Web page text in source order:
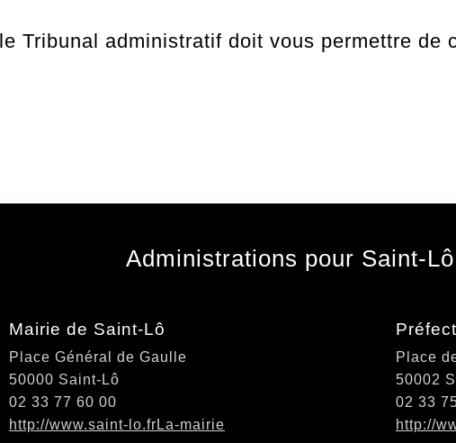
Tribunal administratif doit vous permettre de
Administrations pour Saint-
Mairie de Saint-Lô
Place Général de Gaulle
50000 Saint-Lô
02 33 77 60 00
http://www.saint-lo.frLa-mairie
Place
50002
02 33
http://